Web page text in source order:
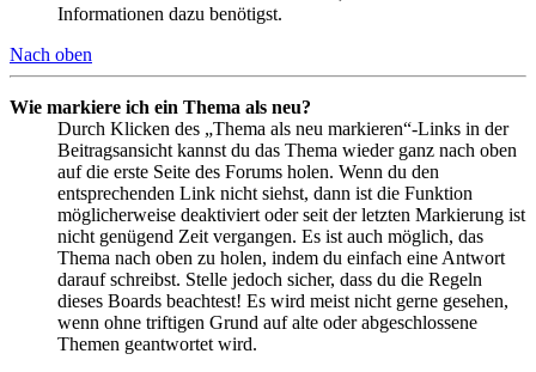
Informationen dazu benötigst.
Nach oben
Wie markiere ich ein Thema als neu?
Durch Klicken des „Thema als neu markieren“-Links in der
Beitragsansicht kannst du das Thema wieder ganz nach oben
auf die erste Seite des Forums holen. Wenn du den
entsprechenden Link nicht siehst, dann ist die Funktion
möglicherweise deaktiviert oder seit der letzten Markierung ist
nicht genügend Zeit vergangen. Es ist auch möglich, das
Thema nach oben zu holen, indem du einfach eine Antwort
darauf schreibst. Stelle jedoch sicher, dass du die Regeln
dieses Boards beachtest! Es wird meist nicht gerne gesehen,
wenn ohne triftigen Grund auf alte oder abgeschlossene
Themen geantwortet wird.